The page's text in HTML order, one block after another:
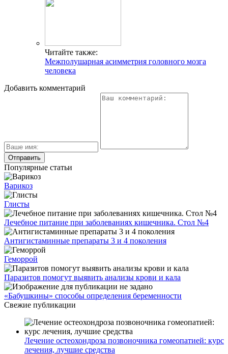
Читайте также:
Межполушарная асимметрия головного мозга
человека
Добавить комментарий
Популярные статьи
Варикоз
Глисты
Лечебное питание при заболеваниях кишечника. Стол №4
Антигистаминные препараты 3 и 4 поколения
Геморрой
Паразитов помогут выявить анализы крови и кала
«Бабушкины» способы определения беременности
Свежие публикации
Лечение остеохондроза позвоночника гомеопатией: курс
лечения, лучшие средства